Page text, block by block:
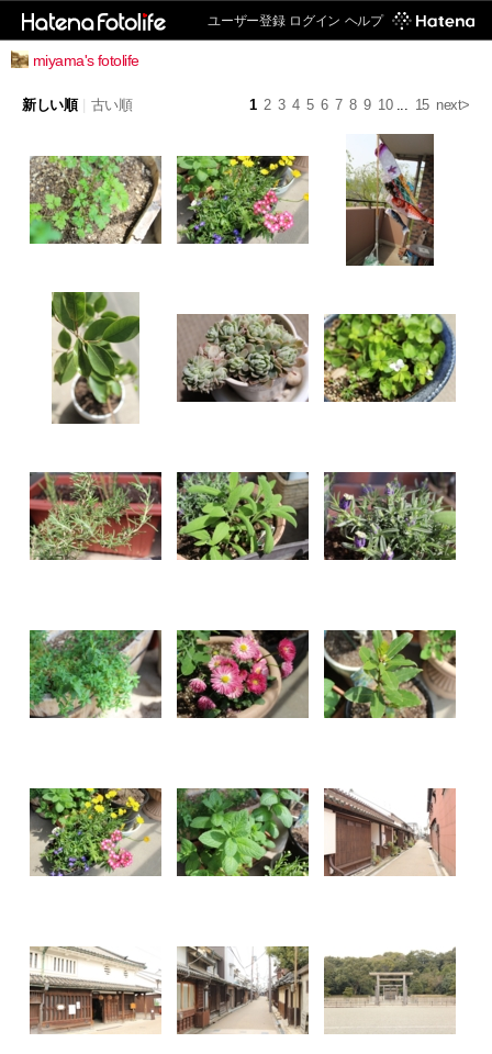
ユーザー登録 ログイン ヘルプ
miyama's fotolife
1 2 3 4 5 6 7 8 9 10... 15 next>
新しい順 古い順